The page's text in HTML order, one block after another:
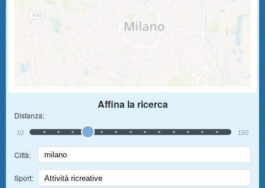
Affina la ricerca
Distanza:
10 150
Città:
Sport: